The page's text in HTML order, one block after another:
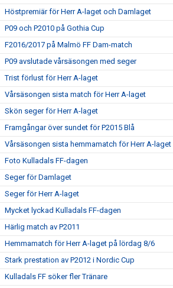
Höstpremiär för Herr A-laget och Damlaget
P09 och P2010 på Gothia Cup
F2016/2017 på Malmö FF Dam-match
P09 avslutade vårsäsongen med seger
Trist förlust för Herr A-laget
Vårsäsongen sista match för Herr A-laget
Skön seger för Herr A-laget
Framgångar över sundet för P2015 Blå
Vårsäsongen sista hemmamatch för Herr A-laget
Foto Kulladals FF-dagen
Seger för Damlaget
Seger för Herr A-laget
Mycket lyckad Kulladals FF-dagen
Härlig match av P2011
Hemmamatch för Herr A-laget på lördag 8/6
Stark prestation av P2012 i Nordic Cup
Kulladals FF söker fler Tränare